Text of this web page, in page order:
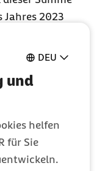
DEU
und
helfen
für Sie
Jahres 2023
noch nicht
in der
von